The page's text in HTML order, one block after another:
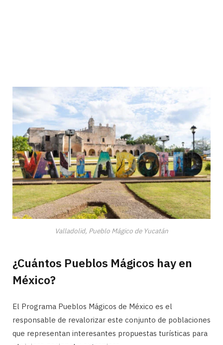
Valladolid, Pueblo Mágico de Yucatán
¿Cuántos Pueblos Mágicos hay en
México?
El Programa Pueblos Mágicos de México es el
responsable de revalorizar este conjunto de poblaciones
que representan interesantes propuestas turísticas para